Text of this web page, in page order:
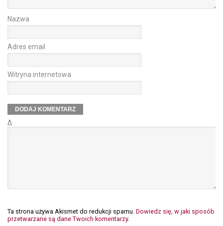
Nazwa
Adres email
Witryna internetowa
Δ
Ta strona używa Akismet do redukcji spamu. Dowiedz się, w jaki sposób
przetwarzane są dane Twoich komentarzy.